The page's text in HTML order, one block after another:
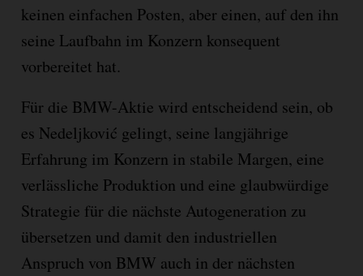
keinen einfachen Posten, aber einen, auf den ihn
seine Laufbahn im Konzern konsequent
vorbereitet hat.
Für die BMW-Aktie wird entscheidend sein, ob
es Nedeljković gelingt, seine langjährige
Erfahrung im Konzern in stabile Margen, eine
verlässliche Produktion und eine glaubwürdige
Strategie für die nächste Autogeneration zu
übersetzen und damit den industriellen
Anspruch von BMW auch in der nächsten